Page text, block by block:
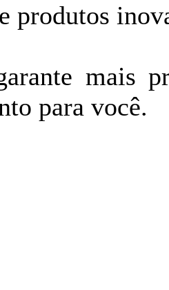
produtos
mais
para você.